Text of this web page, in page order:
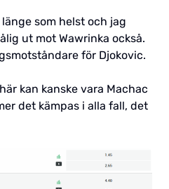
som helst och jag
ut mot Wawrinka också.
för Djokovic.
kan kanske vara Machac
det kämpas i alla fall, det